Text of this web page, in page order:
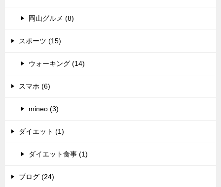
岡山グルメ (8)
スポーツ (15)
ウォーキング (14)
スマホ (6)
mineo (3)
ダイエット (1)
ダイエット食事 (1)
ブログ (24)